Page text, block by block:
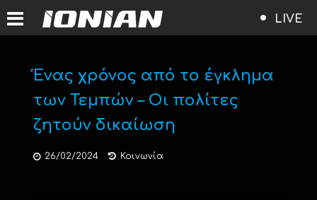
LIVE
Ένας χρόνος από το έγκλημα
των Τεμπών – Οι πολίτες
ζητούν δικαίωση
26/02/2024 Κοινωνία